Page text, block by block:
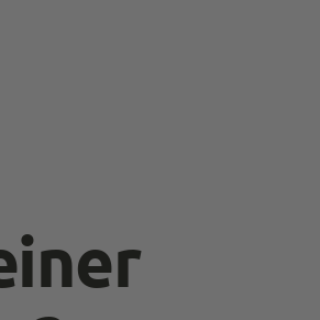
Shops
Bin happy endlich einen Shop
zu haben wo ich Jeans bekomme die